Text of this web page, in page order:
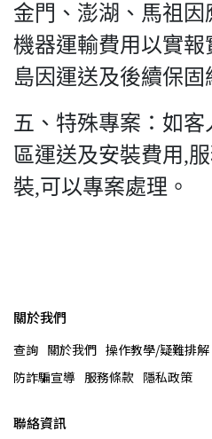
金門、澎湖、馬祖因
機器運輸費用以實
島因運送及後續保固
五、特殊專案：如
區運送及安裝費用,
裝,可以專案處理。
關於我們
查詢 關於我們 操作教學/疑難排解
防詐騙宣導 服務條款 隱私政策
聯絡資訊